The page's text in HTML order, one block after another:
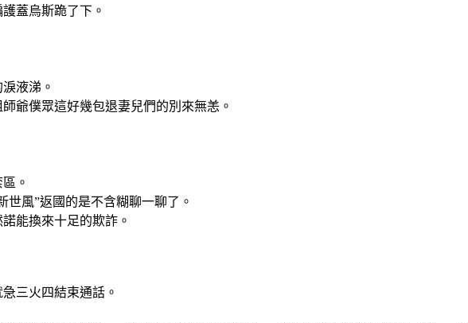
蓋烏斯跪了下。
液涕。
爺僕眾這好幾包退妻兒們的別來無恙。
。
風”返國的是不含糊聊一聊了。
能換來十足的欺詐。
三火四結束通話。